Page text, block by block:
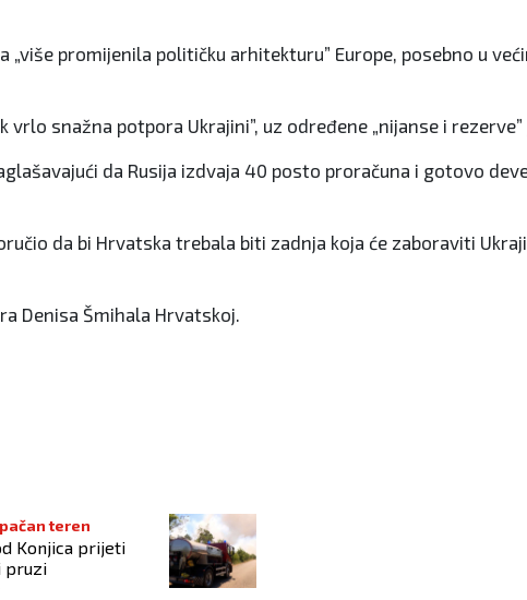
promijenila političku arhitekturu” Europe, posebno u
snažna potpora Ukrajini”, uz određene „nijanse i rezerve”
da Rusija izdvaja 40 posto proračuna i gotovo
da bi Hrvatska trebala biti zadnja koja će zaboraviti
Denisa Šmihala Hrvatskoj.
žrtava rata
teren
Konjica prijeti
pruzi